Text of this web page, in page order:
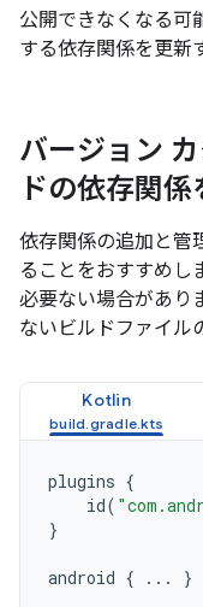
公開できなくなる可
する依存関係を更新
バージョン
ドの依存関係
依存関係の追加と管
ることをおすすめし
必要ない場合があり
ないビルドファイル
Kotlin
plugins {
id(
}
android { ... }